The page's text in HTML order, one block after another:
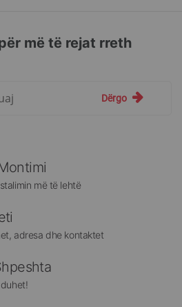
më të rejat rreth
Dërgo
më të lehtë
adresa dhe kontaktet